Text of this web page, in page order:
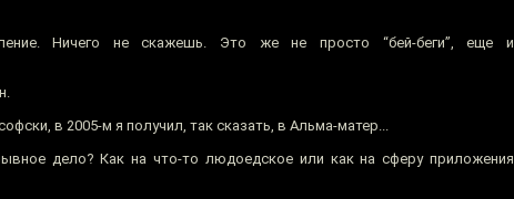
Ничего не скажешь. Это же не просто “бей-беги”, еще и
в 2005-м я получил, так сказать, в Альма-матер...
дело? Как на что-то людоедское или как на сферу приложения